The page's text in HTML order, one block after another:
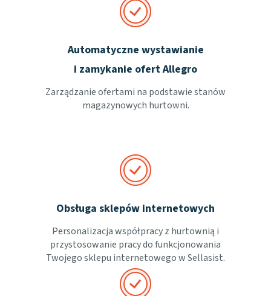
Automatyczne wystawianie
i zamykanie ofert Allegro
Zarządzanie ofertami na podstawie stanów
magazynowych hurtowni.
Obsługa sklepów internetowych
Personalizacja współpracy z hurtownią i
przystosowanie pracy do funkcjonowania
Twojego sklepu internetowego w Sellasist.